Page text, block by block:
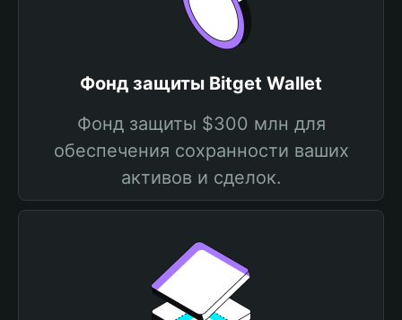
Фонд защиты Bitget Wallet
Фонд защиты $300 млн для
обеспечения сохранности ваших
активов и сделок.